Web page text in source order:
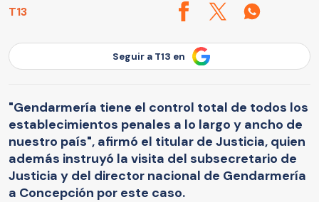
T13
Seguir a T13 en
"Gendarmería tiene el control total de todos los
establecimientos penales a lo largo y ancho de
nuestro país", afirmó el titular de Justicia, quien
además instruyó la visita del subsecretario de
Justicia y del director nacional de Gendarmería
a Concepción por este caso.